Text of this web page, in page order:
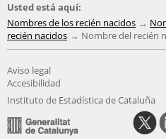
Usted está aquí:
Nombres de los recién nacidos
recién nacidos
Nombre del recién
Aviso legal
Accesibilidad
Instituto de Estadística de Cataluña